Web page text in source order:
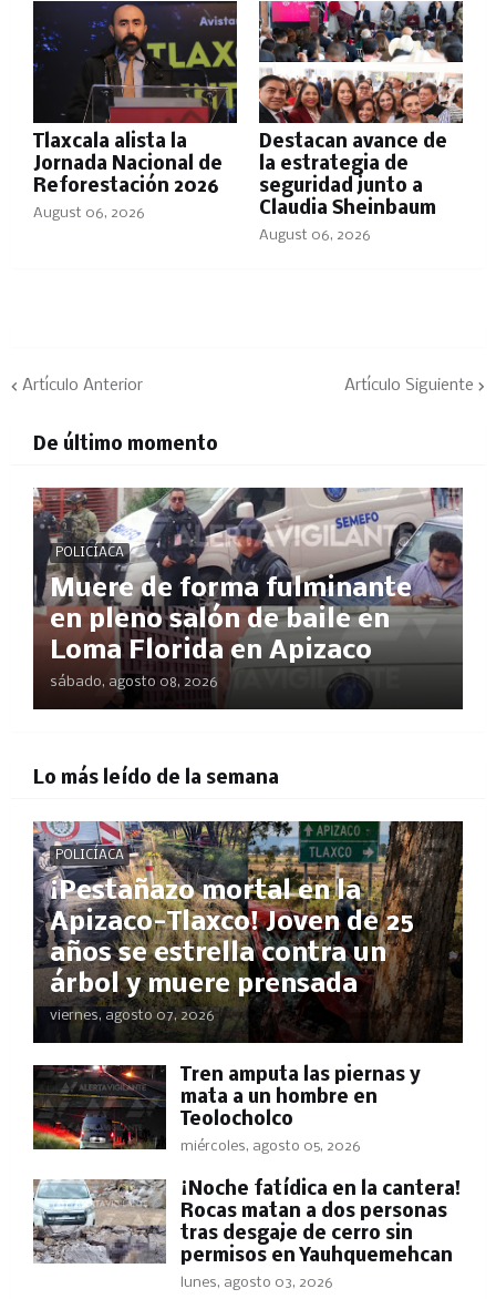
Tlaxcala alista la
Jornada Nacional de
Reforestación 2026
August 06, 2026
Destacan avance de
la estrategia de
seguridad junto a
Claudia Sheinbaum
August 06, 2026
Artículo Anterior Artículo Siguiente
De último momento
POLICÍACA
Muere de forma fulminante
en pleno salón de baile en
Loma Florida en Apizaco
sábado, agosto 08, 2026
Lo más leído de la semana
POLICÍACA
¡Pestañazo mortal en la
Apizaco-Tlaxco! Joven de 25
años se estrella contra un
árbol y muere prensada
viernes, agosto 07, 2026
Tren amputa las piernas y
mata a un hombre en
Teolocholco
miércoles, agosto 05, 2026
​¡Noche fatídica en la cantera!
Rocas matan a dos personas
tras desgaje de cerro sin
permisos en Yauhquemehcan
lunes, agosto 03, 2026